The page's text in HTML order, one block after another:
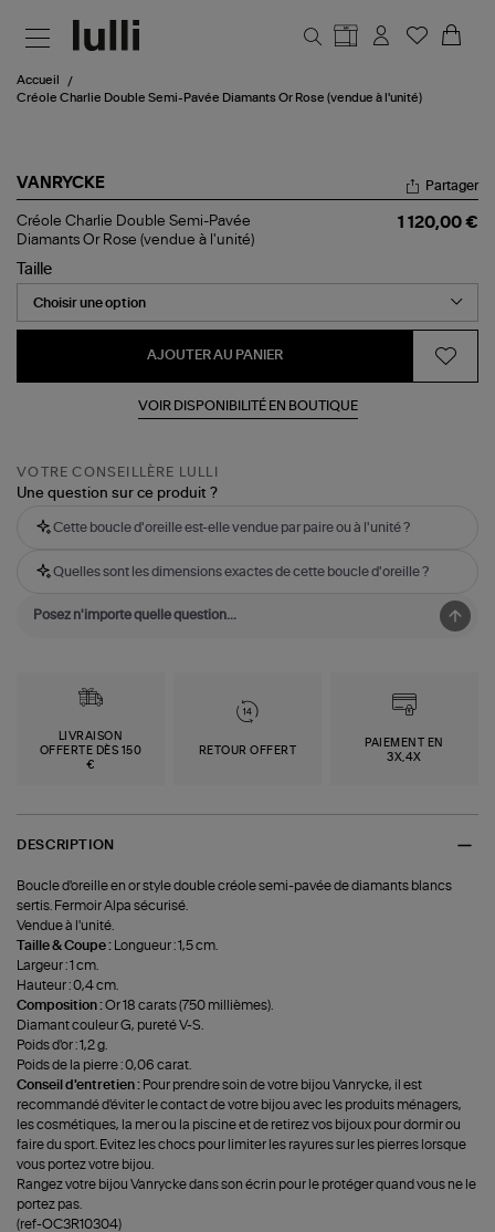
Accueil
Créole Charlie Double Semi-Pavée Diamants Or Rose (vendue à l'unité)
VANRYCKE
Créole
Charlie
Semi-
Pavée
Diamants
Or
Partager
Créole Charlie Double Semi-Pavée
Diamants Or Rose (vendue à l'unité)
1 120,00 €
Taille
AJOUTER AU PANIER
VOIR DISPONIBILITÉ EN BOUTIQUE
VOTRE CONSEILLÈRE LULLI
Une question sur ce produit ?
Cette boucle d'oreille est-elle vendue par paire ou à l'unité ?
Quelles sont les dimensions exactes de cette boucle d'oreille ?
LIVRAISON
OFFERTE DÈS 150
€
RETOUR OFFERT
PAIEMENT EN
3X,4X
DESCRIPTION
Boucle d'oreille en or style double créole semi-pavée de diamants blancs
sertis. Fermoir Alpa sécurisé.
Vendue à l'unité.
Taille & Coupe :
Longueur : 1,5 cm.
Largeur : 1 cm.
Hauteur : 0,4 cm.
Composition :Or 18 carats (750 millièmes).
Diamant couleur G, pureté V-S.
Poids d'or : 1,2 g.
Poids de la pierre : 0,06 carat.
Conseil d'entretien : Pour prendre soin de votre bijou Vanrycke, il est
recommandé d'éviter le contact de votre bijou avec les produits ménagers,
les cosmétiques, la mer ou la piscine et de retirez vos bijoux pour dormir ou
faire du sport. Evitez les chocs pour limiter les rayures sur les pierres lorsque
vous portez votre bijou.
Rangez votre bijou Vanrycke dans son écrin pour le protéger quand vous ne le
portez pas.
(ref-OC3R10304)